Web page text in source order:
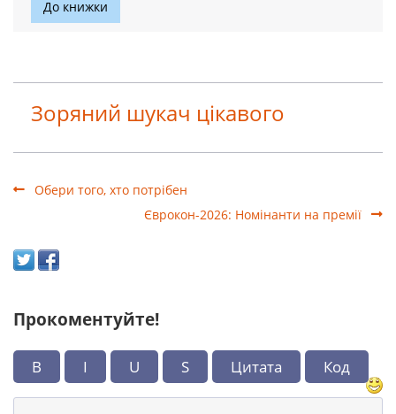
До книжки
Зоряний шукач цікавого
Обери того, хто потрібен
Єврокон-2026: Номінанти на премії
Прокоментуйте!
B I U S Цитата Код